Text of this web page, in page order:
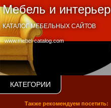
Мебель и интерьер
www.mebel-catalog.com
КАТАЛОГ МЕБЕЛЬНЫХ САЙТОВ
КАТЕГОРИИ
Также рекомендуем посетить: